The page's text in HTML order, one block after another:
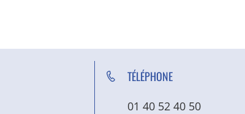
TÉLÉPHONE
01 40 52 40 50